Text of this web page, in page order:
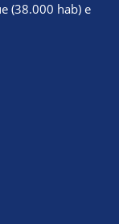
(38.000 hab) e